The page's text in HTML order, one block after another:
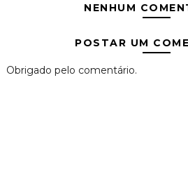
NENHUM
POSTAR UM
Obrigado pelo comentário.